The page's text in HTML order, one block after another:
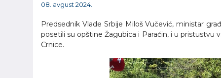
08. avgust 2024.
Predsednik Vlade Srbije Miloš Vučević, ministar
posetili su opštine Žagubica i Paraćin, i u pristustvu
Crnice.